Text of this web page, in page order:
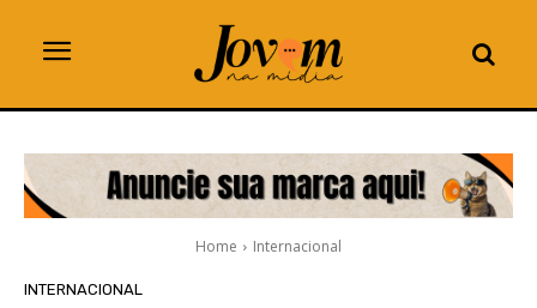
Home Internacional
INTERNACIONAL